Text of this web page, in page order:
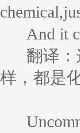
And it
翻译
样，都是